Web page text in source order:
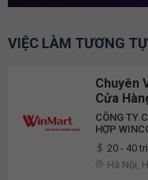
VIỆC LÀM TƯƠNG TỰ
Chuyên
Cửa
CÔNG TY
HỢP
WINMART
20 - 40
Hà Nội,